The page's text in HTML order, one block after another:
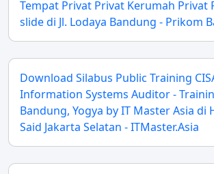
Tempat Privat Privat Kerumah Privat
slide di Jl. Lodaya Bandung - Prikom
Download Silabus Public Training
Information Systems Auditor -
Bandung, Yogya by IT Master Asia di
Said Jakarta Selatan - ITMaster.Asia